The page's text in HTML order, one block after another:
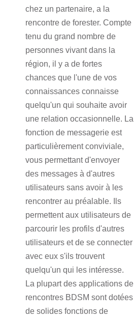
chez un partenaire, a la
rencontre de forester. Compte
tenu du grand nombre de
personnes vivant dans la
région, il y a de fortes
chances que l'une de vos
connaissances connaisse
quelqu'un qui souhaite avoir
une relation occasionnelle. La
fonction de messagerie est
particulièrement conviviale,
vous permettant d'envoyer
des messages à d'autres
utilisateurs sans avoir à les
rencontrer au préalable. Ils
permettent aux utilisateurs de
parcourir les profils d'autres
utilisateurs et de se connecter
avec eux s'ils trouvent
quelqu'un qui les intéresse.
La plupart des applications de
rencontres BDSM sont dotées
de solides fonctions de